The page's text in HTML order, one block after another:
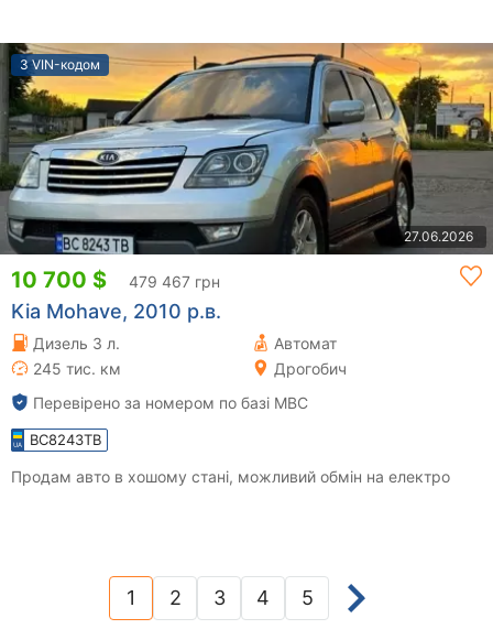
З VIN-кодом
27.06.2026
10 700 $ 479 467 грн
Kia Mohave, 2010 р.в.
Дизель 3 л.
Автомат
245 тис. км
Дрогобич
Перевірено за номером по базі МВС
BC8243TB
Продам авто в хошому стані, можливий обмін на електро
1(current)
2 3 4 5